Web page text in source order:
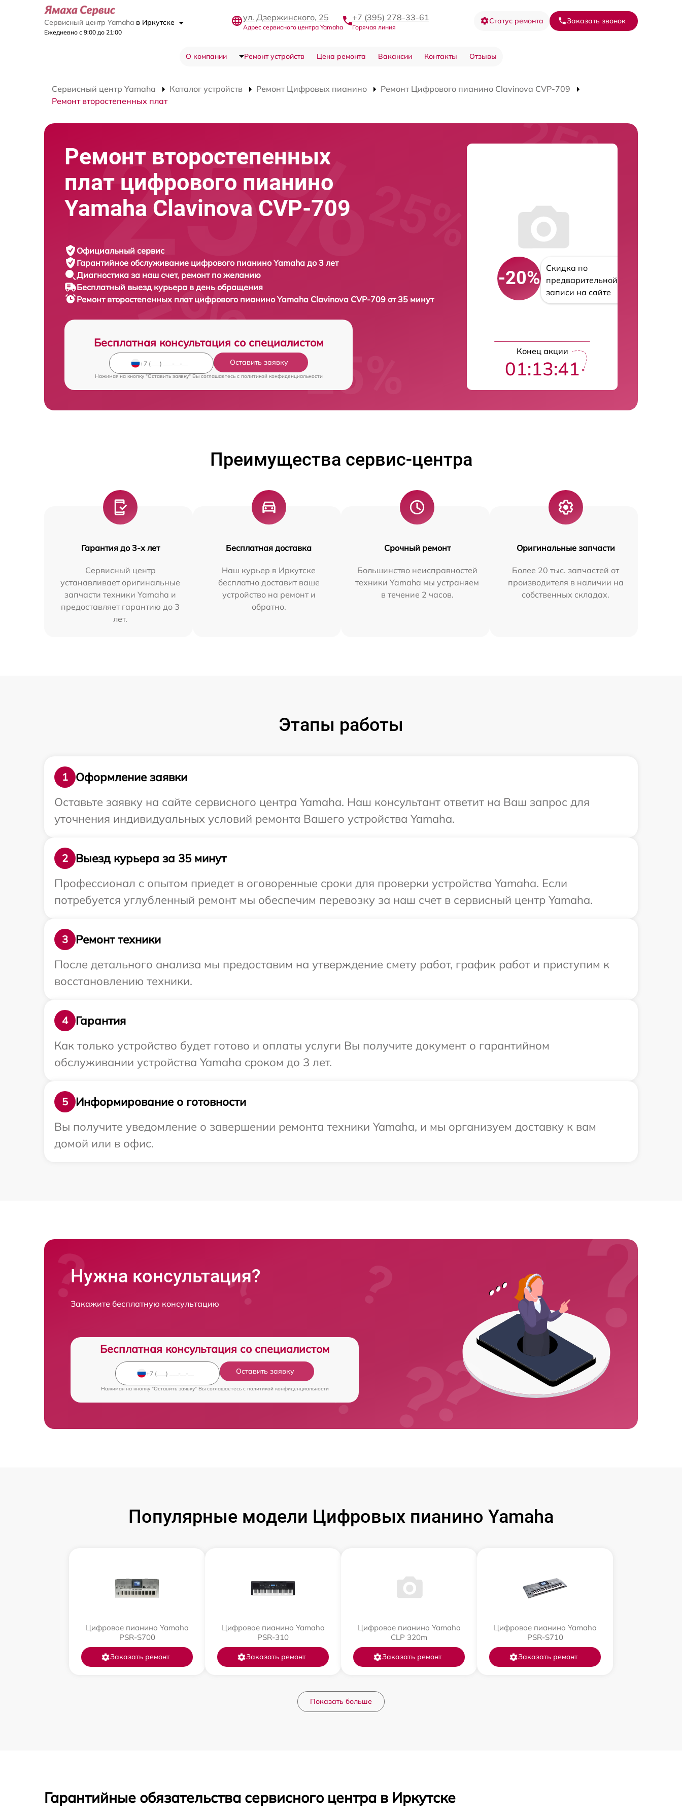
Сервисный центр Yamaha в Иркутске
Ежедневно с 9:00 до 21:00
ул. Дзержинского, 25
Адрес сервисного центра Yamaha
+7 (395) 278-33-61
Горячая линия
Статус ремонта Заказать звонок
О компании Ремонт устройств Цена ремонта Вакансии Контакты Отзывы
Сервисный центр Yamaha Каталог устройств Ремонт Цифровых пианино
Ремонт Цифрового пианино Clavinova CVP-709
Ремонт второстепенных плат
Ремонт второстепенных
плат цифрового пианино
Yamaha Clavinova CVP-709
Официальный сервис
Гарантийное обслуживание цифрового пианино Yamaha до 3 лет
Диагностика за наш счет, ремонт по желанию
Бесплатный выезд курьера в день обращения
Ремонт второстепенных плат цифрового пианиноYamaha Clavinova CVP-709 от 35 минут
Бесплатная консультация со специалистом
Оставить заявку
Нажимая на кнопку "Оставить заявку" Вы соглашаетесь c политикой конфиденциальности
-20%
Скидка по
предварительной
записи на сайте
Конец акции
01:13:40
Преимущества сервис-центра
Гарантия до 3-х лет
Сервисный центр
устанавливает оригинальные
запчасти техники Yamaha и
предоставляет гарантию до 3
лет.
Бесплатная доставка
Наш курьер в Иркутске
бесплатно доставит ваше
устройство на ремонт и
обратно.
Срочный ремонт
Большинство неисправностей
техники Yamaha мы устраняем
в течение 2 часов.
Оригинальные запчасти
Более 20 тыс. запчастей от
производителя в наличии на
собственных складах.
Этапы работы
1
Оформление заявки
Оставьте заявку на сайте сервисного центра Yamaha. Наш консультант ответит на Ваш запрос для
уточнения индивидуальных условий ремонта Вашего устройства Yamaha.
2
Выезд курьера за 35 минут
Профессионал с опытом приедет в оговоренные сроки для проверки устройства Yamaha. Если
потребуется углубленный ремонт мы обеспечим перевозку за наш счет в сервисный центр Yamaha.
3
Ремонт техники
После детального анализа мы предоставим на утверждение смету работ, график работ и приступим к
восстановлению техники.
4
Гарантия
Как только устройство будет готово и оплаты услуги Вы получите документ о гарантийном
обслуживании устройства Yamaha сроком до 3 лет.
5
Информирование о готовности
Вы получите уведомление о завершении ремонта техники Yamaha, и мы организуем доставку к вам
домой или в офис.
Нужна консультация?
Закажите бесплатную консультацию
Бесплатная консультация со специалистом
Оставить заявку
Нажимая на кнопку "Оставить заявку" Вы соглашаетесь c политикой конфиденциальности
Популярные модели Цифровых пианино Yamaha
Цифровое пианино Yamaha
PSR-S700
Заказать ремонт
Цифровое пианино Yamaha
PSR-310
Заказать ремонт
Цифровое пианино Yamaha
CLP 320m
Заказать ремонт
Цифровое пианино Yamaha
PSR-S710
Заказать ремонт
Показать больше
Гарантийные обязательства сервисного центра в Иркутске